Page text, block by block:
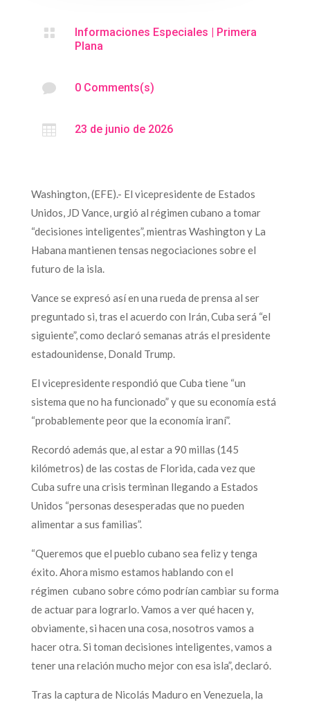
 Informaciones Especiales | Primera
Plana
 0 Comments(s)
 23 de junio de 2026
Washington, (EFE).- El vicepresidente de Estados
Unidos, JD Vance, urgió al régimen cubano a tomar
“decisiones inteligentes”, mientras Washington y La
Habana mantienen tensas negociaciones sobre el
futuro de la isla.
Vance se expresó así en una rueda de prensa al ser
preguntado si, tras el acuerdo con Irán, Cuba será “el
siguiente”, como declaró semanas atrás el presidente
estadounidense, Donald Trump.
El vicepresidente respondió que Cuba tiene “un
sistema que no ha funcionado” y que su economía está
“probablemente peor que la economía iraní”.
Recordó además que, al estar a 90 millas (145
kilómetros) de las costas de Florida, cada vez que
Cuba sufre una crisis terminan llegando a Estados
Unidos “personas desesperadas que no pueden
alimentar a sus familias”.
“Queremos que el pueblo cubano sea feliz y tenga
éxito. Ahora mismo estamos hablando con el
régimen cubano sobre cómo podrían cambiar su forma
de actuar para lograrlo. Vamos a ver qué hacen y,
obviamente, si hacen una cosa, nosotros vamos a
hacer otra. Si toman decisiones inteligentes, vamos a
tener una relación mucho mejor con esa isla”, declaró.
Tras la captura de Nicolás Maduro en Venezuela, la